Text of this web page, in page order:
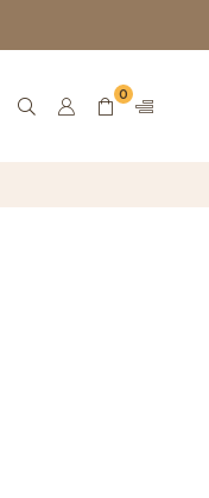
0